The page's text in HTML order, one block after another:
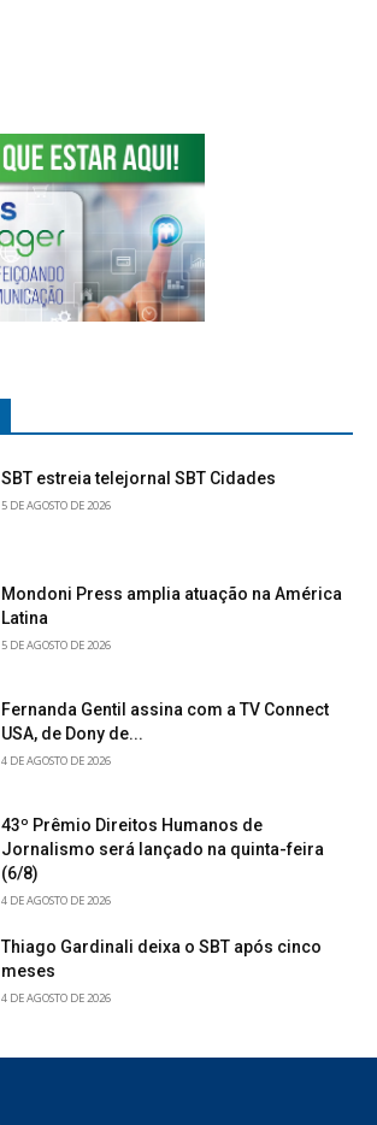
SBT estreia telejornal SBT Cidades
5 DE AGOSTO DE 2026
Mondoni Press amplia atuação na América
Latina
5 DE AGOSTO DE 2026
Fernanda Gentil assina com a TV Connect
USA, de Dony de...
4 DE AGOSTO DE 2026
43º Prêmio Direitos Humanos de
Jornalismo será lançado na quinta-feira
(6/8)
4 DE AGOSTO DE 2026
Thiago Gardinali deixa o SBT após cinco
meses
4 DE AGOSTO DE 2026